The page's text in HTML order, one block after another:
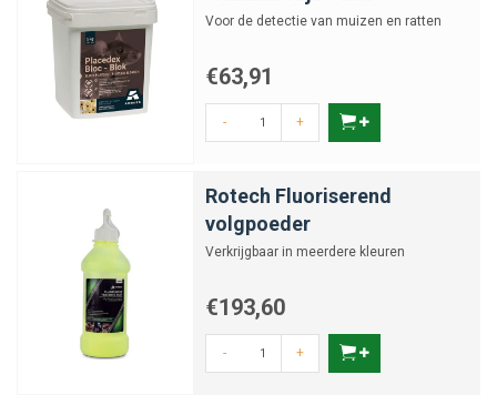
Voor de detectie van muizen en ratten
€63,91
- +
Rotech Fluoriserend
volgpoeder
Verkrijgbaar in meerdere kleuren
€193,60
- +